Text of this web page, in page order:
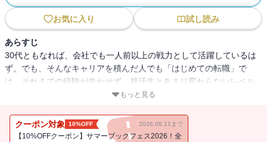
お気に入り 試し読み
あらすじ
30代ともなれば、会社でも一人前以上の戦力として活躍しているは
ず。でも、そんなキャリアを積んだ人でも「はじめての転職」で
は、それまでの経験が生かせず、就活生とあまり変わらないレベル
の人が大半です。本書は、30代40代になってはじめて転職する方向
求人情報はどこで入手するのか、応募書類は書留で送るべきかなど
基礎中の基礎で失敗しないためのポイント満載です！
もっと見る
クーポン対象 10%OFF 2026.08.11まで
【10%OFFクーポン】サマーブックフェス2026！全